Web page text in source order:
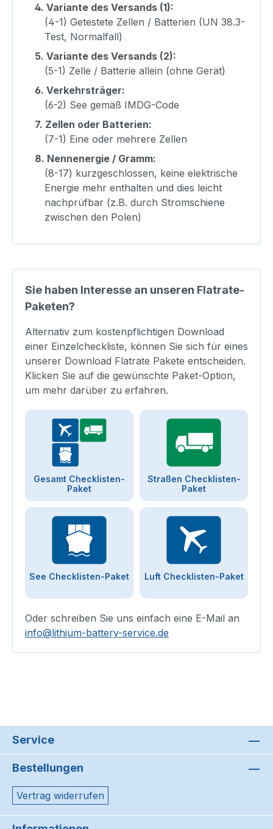
4. Variante des Versands (1):
(4-1) Getestete Zellen / Batterien (UN 38.3-
Test, Normalfall)
5. Variante des Versands (2):
(5-1) Zelle / Batterie allein (ohne Gerät)
6. Verkehrsträger:
(6-2) See gemäß IMDG-Code
7. Zellen oder Batterien:
(7-1) Eine oder mehrere Zellen
8. Nennenergie / Gramm:
(8-17) kurzgeschlossen, keine elektrische
Energie mehr enthalten und dies leicht
nachprüfbar (z.B. durch Stromschiene
zwischen den Polen)
Sie haben Interesse an unseren Flatrate-
Paketen?
Alternativ zum kostenpflichtigen Download
einer Einzelcheckliste, können Sie sich für eines
unserer Download Flatrate Pakete entscheiden.
Klicken Sie auf die gewünschte Paket-Option,
um mehr darüber zu erfahren.
Gesamt Checklisten-
Paket
Straßen Checklisten-
Paket
See Checklisten-Paket Luft Checklisten-Paket
Oder schreiben Sie uns einfach eine E-Mail an
info@lithium-battery-service.de
Service
Bestellungen
Vertrag widerrufen